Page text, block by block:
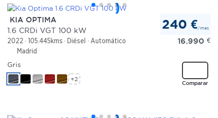
KIA OPTIMA
1.6 CRDi VGT 100 kW
2022 105.445kms Diésel
Automático
Madrid
240 €/mes
16.990 €
Comparar
Gris
+2